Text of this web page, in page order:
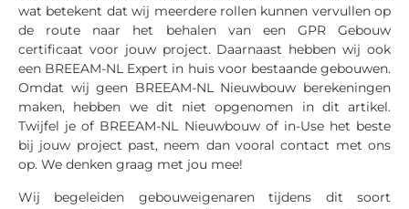
wat betekent dat wij meerdere rollen kunnen vervullen op
de route naar het behalen van een GPR Gebouw
certificaat voor jouw project. Daarnaast hebben wij ook
een BREEAM-NL Expert in huis voor bestaande gebouwen.
Omdat wij geen BREEAM-NL Nieuwbouw berekeningen
maken, hebben we dit niet opgenomen in dit artikel.
Twijfel je of BREEAM-NL Nieuwbouw of in-Use het beste
bij jouw project past, neem dan vooral contact met ons
op. We denken graag met jou mee!
Wij begeleiden gebouweigenaren tijdens dit soort